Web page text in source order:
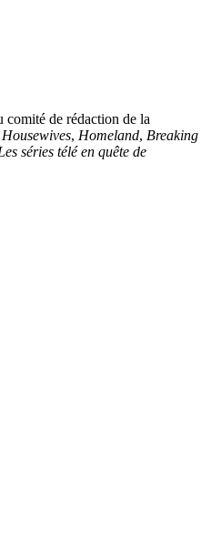
comité de rédaction de la
, Homeland, Breaking
séries télé en quête de